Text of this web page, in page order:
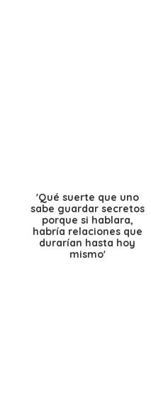
'Qué suerte que uno
sabe guardar secretos
porque si hablara,
habría relaciones que
durarían hasta hoy
mismo'